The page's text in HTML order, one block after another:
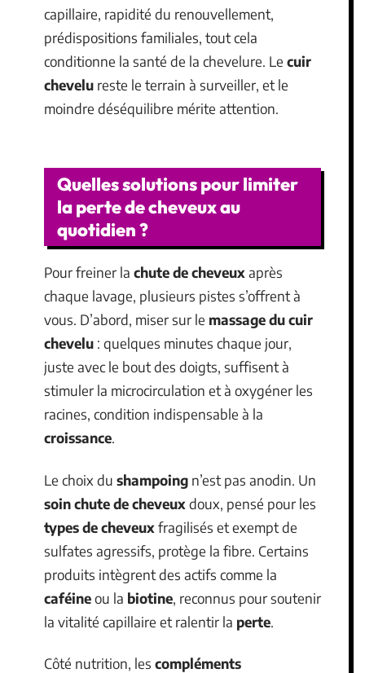
capillaire, rapidité du renouvellement,
prédispositions familiales, tout cela
conditionne la santé de la chevelure. Le cuir
chevelu reste le terrain à surveiller, et le
moindre déséquilibre mérite attention.
Quelles solutions pour limiter
la perte de cheveux au
quotidien ?
Pour freiner la chute de cheveuxaprès
chaque lavage, plusieurs pistes s’offrent à
vous. D’abord, miser sur le massage du cuir
chevelu : quelques minutes chaque jour,
juste avec le bout des doigts, suffisent à
stimuler la microcirculation et à oxygéner les
racines, condition indispensable à la
croissance.
Le choix du shampoing n’est pas anodin. Un
soin chute de cheveuxdoux, pensé pour les
types de cheveuxfragilisés et exempt de
sulfates agressifs, protège la fibre. Certains
produits intègrent des actifs comme la
caféineou la biotine, reconnus pour soutenir
la vitalité capillaire et ralentir la perte.
Côté nutrition, les compléments